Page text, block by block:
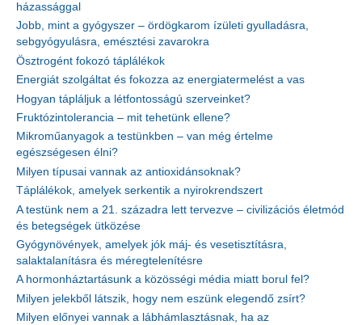
házassággal
Jobb, mint a gyógyszer – ördögkarom ízületi gyulladásra,
sebgyógyulásra, emésztési zavarokra
Ösztrogént fokozó táplálékok
Energiát szolgáltat és fokozza az energiatermelést a vas
Hogyan tápláljuk a létfontosságú szerveinket?
Fruktózintolerancia – mit tehetünk ellene?
Mikroműanyagok a testünkben – van még értelme
egészségesen élni?
Milyen típusai vannak az antioxidánsoknak?
Táplálékok, amelyek serkentik a nyirokrendszert
A testünk nem a 21. századra lett tervezve – civilizációs életmód
és betegségek ütközése
Gyógynövények, amelyek jók máj- és vesetisztításra,
salaktalanításra és méregtelenítésre
A hormonháztartásunk a közösségi média miatt borul fel?
Milyen jelekből látszik, hogy nem eszünk elegendő zsírt?
Milyen előnyei vannak a lábhámlasztásnak, ha az